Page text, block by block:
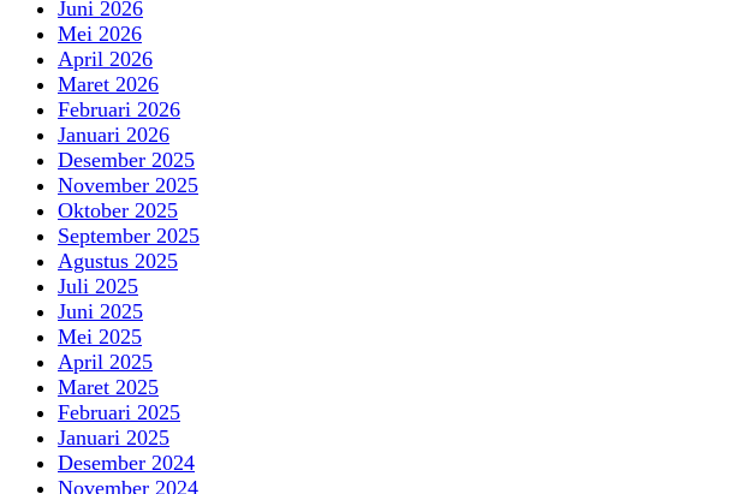
Juni 2026
Mei 2026
April 2026
Maret 2026
Februari 2026
Januari 2026
Desember 2025
November 2025
Oktober 2025
September 2025
Agustus 2025
Juli 2025
Juni 2025
Mei 2025
April 2025
Maret 2025
Februari 2025
Januari 2025
Desember 2024
November 2024